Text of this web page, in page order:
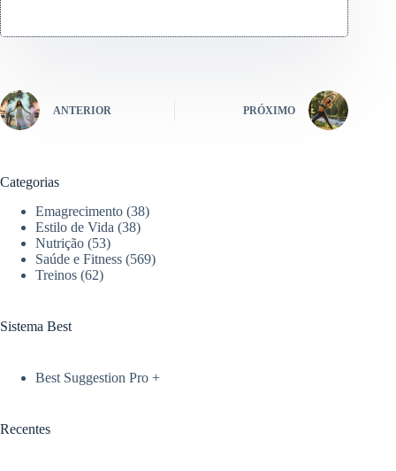
ANTERIOR PRÓXIMO
Categorias
Emagrecimento (38)
Estilo de Vida (38)
Nutrição (53)
Saúde e Fitness (569)
Treinos (62)
Sistema Best
Best Suggestion Pro +
Recentes